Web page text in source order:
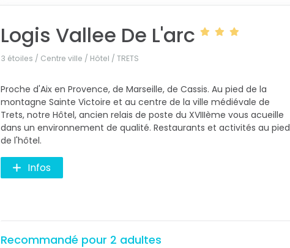
Logis Vallee De L'arc
3 étoiles / Centre ville / Hôtel / TRETS
Proche d'Aix en Provence, de Marseille, de Cassis. Au pied de la
montagne Sainte Victoire et au centre de la ville médiévale de
Trets, notre Hôtel, ancien relais de poste du XVIIIème vous acueille
dans un environnement de qualité. Restaurants et activités au pied
de l'hôtel.
Infos
Recommandé pour 2 adultes